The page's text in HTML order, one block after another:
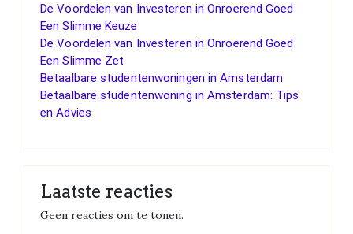
De Voordelen van Investeren in Onroerend Goed:
Een Slimme Keuze
De Voordelen van Investeren in Onroerend Goed:
Een Slimme Zet
Betaalbare studentenwoningen in Amsterdam
Betaalbare studentenwoning in Amsterdam: Tips
en Advies
Laatste reacties
Geen reacties om te tonen.